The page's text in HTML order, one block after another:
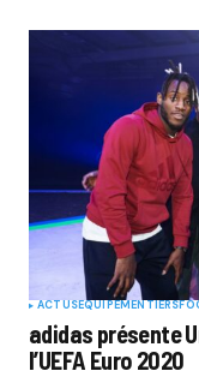
ACTUSEQUIPEMENTIERS
adidas présente
l’UEFA Euro 2020